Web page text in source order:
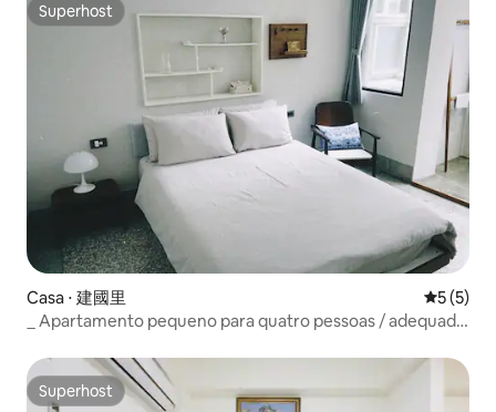
Superhost
Superhost
Casa ⋅ 建國里 5 de
5 (5)
_ Apartamento pequeno para quatro pessoas / adequado
Superhost
Superhost